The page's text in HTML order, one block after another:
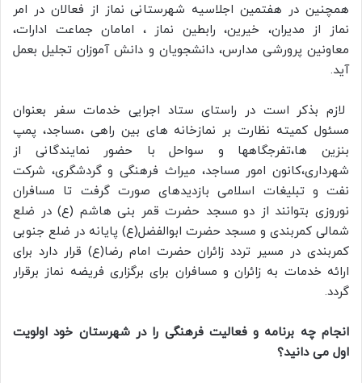
همچنین در هفتمین اجلاسیه شهرستانی نماز از فعالان در امر
نماز از مدیران، خیرین، رابطین نماز ، امامان جماعت ادارات،
معاونین پرورشی مدارس، دانشجویان و دانش آموزان تجلیل بعمل
آید.
لازم بذکر است در راستای ستاد اجرایی خدمات سفر بعنوان
مسئول کمیته نظارت بر نمازخانه های بین راهی ،مساجد، پمپ
بنزین ها،تفرجگاهها و سواحل با حضور نمایندگانی از
شهرداری،کانون امور مساجد، میراث فرهنگی و گردشگری، شرکت
نفت و تبلیغات اسلامی بازدیدهای صورت گرفت تا مسافران
نوروزی بتوانند از دو مسجد حضرت قمر بنی هاشم (ع) در ضلع
شمالی کمربندی و مسجد حضرت ابوالفضل(ع) پایانه در ضلع جنوبی
کمربندی در مسیر تردد زائران حضرت امام رضا(ع) قرار دارد برای
ارائه خدمات به زائران و مسافران برای برگزاری فریضه نماز برقرار
گردد.
انجام چه برنامه و فعالیت فرهنگی را در شهرستان خود اولویت
اول می دانید؟